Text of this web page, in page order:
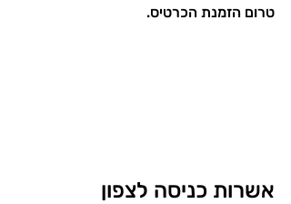
טרום הזמנת הכרטיס.
אשרות כניסה לצפון